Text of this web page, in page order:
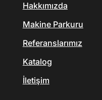
Hakkımızda
Makine Parkuru
Referanslarımız
Katalog
İletişim